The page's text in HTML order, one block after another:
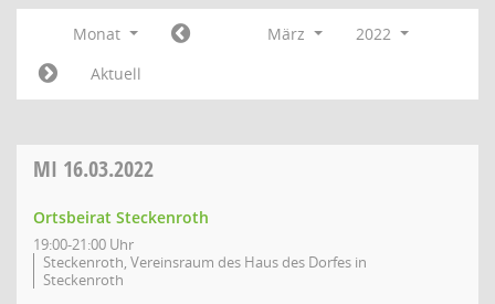
Monat März
2022
Aktuell
MI 16.03.2022
Ortsbeirat Steckenroth
19:00-21:00 Uhr
Steckenroth, Vereinsraum des Haus des Dorfes in
Steckenroth